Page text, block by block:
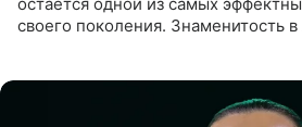
своего поколения. Знаменитость